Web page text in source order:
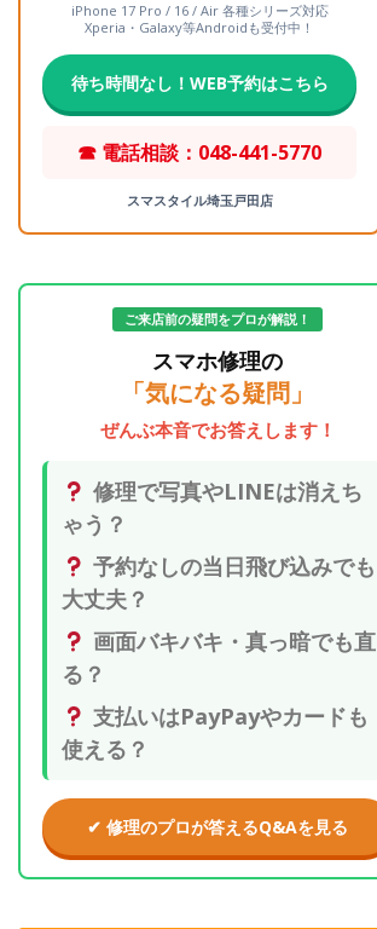
iPhone 17 Pro / 16 / Air 各種シリーズ対応
Xperia・Galaxy等Androidも受付中！
待ち時間なし！WEB予約はこちら
☎ 電話相談：048-441-5770
スマスタイル埼玉戸田店
ご来店前の疑問をプロが解説！
スマホ修理の
「気になる疑問」
ぜんぶ本音でお答えします！
修理で写真やLINEは消えち
ゃう？
予約なしの当日飛び込みでも
大丈夫？
画面バキバキ・真っ暗でも直
る？
支払いはPayPayやカードも
使える？
✔ 修理のプロが答えるQ&Aを見る